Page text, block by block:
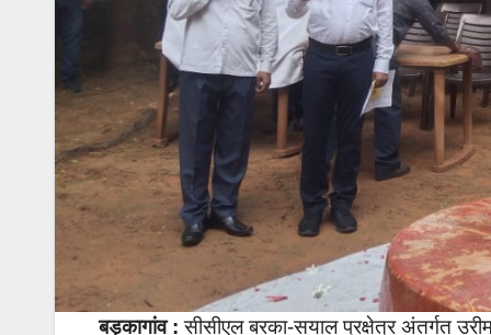
बड़कागांव : सीसीएल बरका-सयाल प्रक्षेत्र अंतर्गत